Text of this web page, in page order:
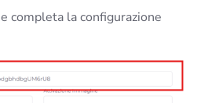
e completa la configurazione